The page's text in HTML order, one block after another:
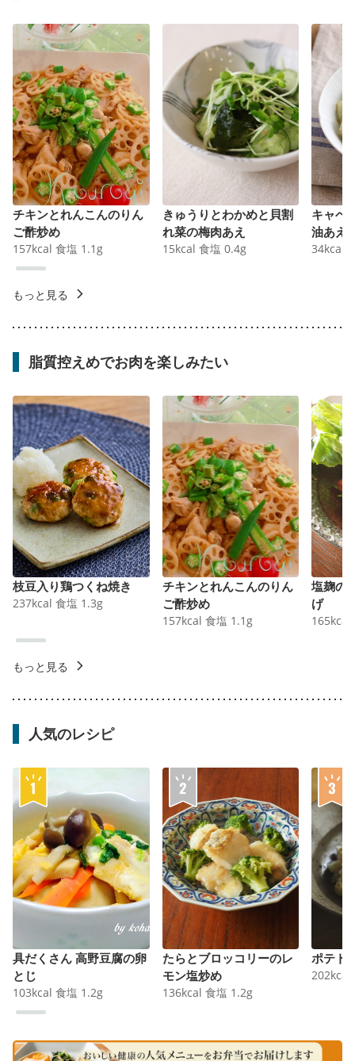
チキンとれんこんのりん
ご酢炒め
157kcal 食塩 1.1 g
きゅうりとわかめと貝割
れ菜の梅肉あえ
15kcal 食塩 0.4g
キャベ
油あえ
34kcal
もっと見る
脂質控えめでお肉を楽しみたい
枝豆入り鶏つくね焼き
237kcal 食塩 1.3g
チキンとれんこんのりん
ご酢炒め
157kcal 食塩 1.1 g
塩麹の
げ
165kcal
もっと見る
人気のレシピ
具だくさん 高野豆腐の卵
とじ
103kcal 食塩 1.2g
たらとブロッコリーのレ
モン塩炒め
136kcal 食塩 1.2g
ポテト
202kcal